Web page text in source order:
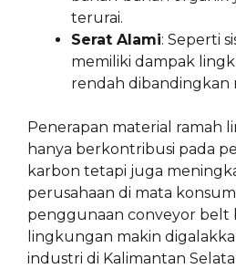
terurai.
Serat Alami: Seperti
memiliki dampak
rendah dibandingkan
Penerapan material ramah
hanya berkontribusi pada
karbon tetapi juga
perusahaan di mata
penggunaan conveyor belt
lingkungan makin
industri di Kalimantan